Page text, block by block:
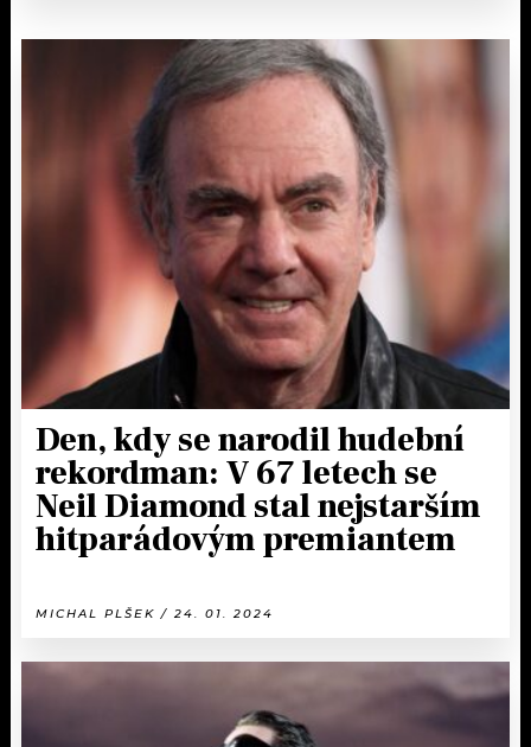
Den, kdy se narodil hudební
rekordman: V 67 letech se
Neil Diamond stal nejstarším
hitparádovým premiantem
MICHAL PLŠEK / 24. 01. 2024